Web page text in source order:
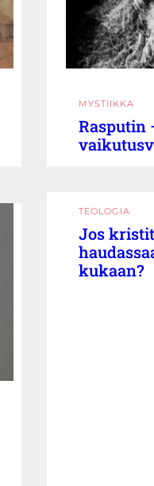
MYSTIIKKA
Rasputin
TEOLOGIA
Jos
kukaan?